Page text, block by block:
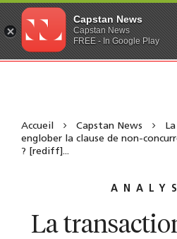
Accueil Capstan News
englober la clause de non-
? [rediff]...
La
Capstan News
Capstan News
FREE - In Google Play